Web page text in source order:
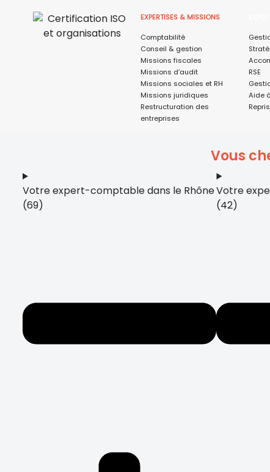
EXPERTISES & MISSIONS
Comptabilité
Conseil & gestion
Missions fiscales
Missions d’audit
Missions sociales et RH
Missions juridiques
Restructuration des
entreprises
RSE
Aide
Vous
Votre expert-comptable dans le Rhône
(69)
Votre
(42)